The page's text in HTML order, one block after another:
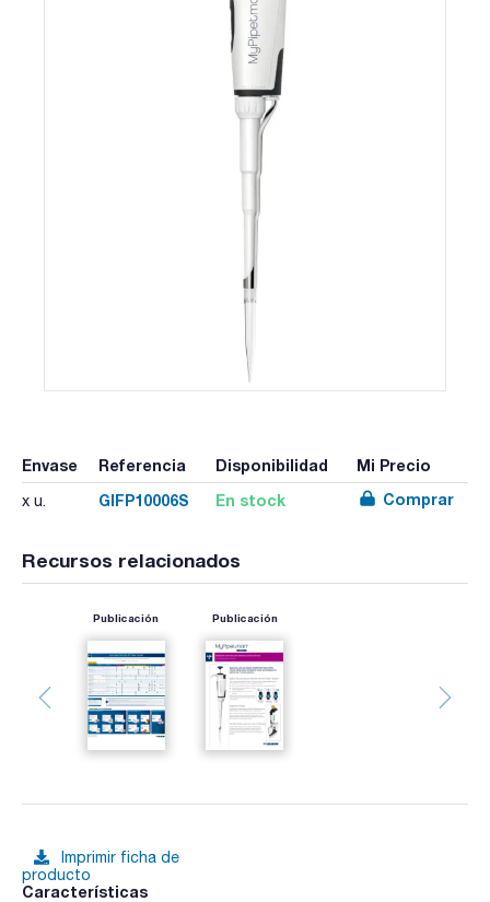
Envase Referencia Disponibilidad Mi Precio
x u. GIFP10006S En stock Comprar
Recursos relacionados
Publicación Publicación
Imprimir ficha de
producto
Características